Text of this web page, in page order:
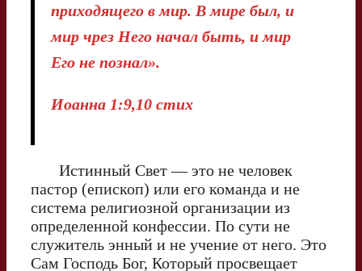
приходящего в мир. В мире был, и
мир чрез Него начал быть, и мир
Его не познал».
Иоанна 1:9,10 стих
Истинный Свет — это не человек
пастор (епископ) или его команда и не
система религиозной организации из
определенной конфессии. По сути не
служитель энный и не учение от него. Это
Сам Господь Бог, Который просвещает